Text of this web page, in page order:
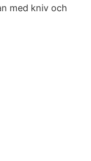
med kniv och